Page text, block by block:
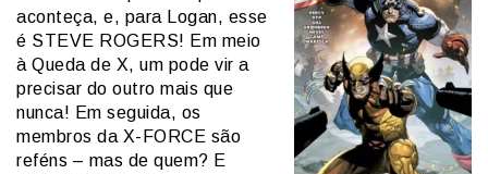
aconteça, e, para Logan, esse
é STEVE ROGERS! Em meio
à Queda de X, um pode vir a
precisar do outro mais que
nunca! Em seguida, os
membros da X-FORCE são
reféns – mas de quem? E